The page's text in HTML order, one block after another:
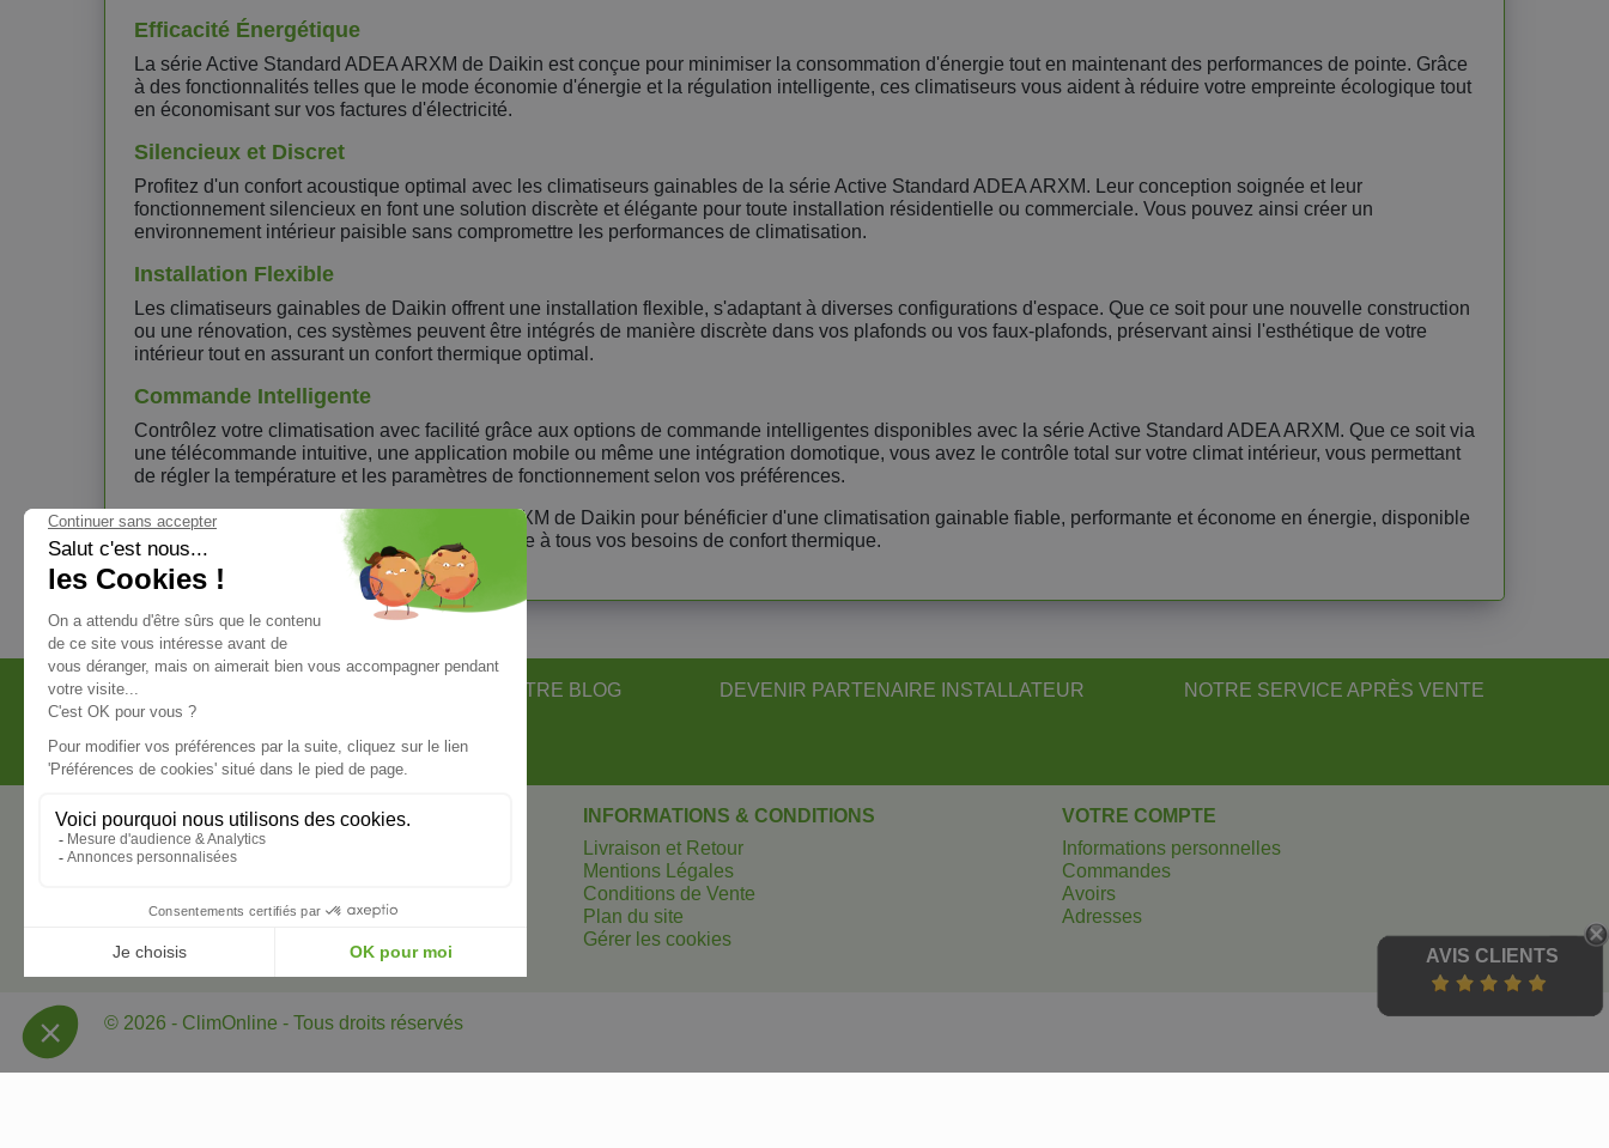
AVIS CLIENTS
Efficacité Énergétique
La série Active Standard ADEA ARXM de Daikin est conçue pour minimiser la consommation d'énergie tout en maintenant des performances de pointe. Grâce
à des fonctionnalités telles que le mode économie d'énergie et la régulation intelligente, ces climatiseurs vous aident à réduire votre empreinte écologique tout
en économisant sur vos factures d'électricité.
Silencieux et Discret
Profitez d'un confort acoustique optimal avec les climatiseurs gainables de la série Active Standard ADEA ARXM. Leur conception soignée et leur
fonctionnement silencieux en font une solution discrète et élégante pour toute installation résidentielle ou commerciale. Vous pouvez ainsi créer un
environnement intérieur paisible sans compromettre les performances de climatisation.
Installation Flexible
Les climatiseurs gainables de Daikin offrent une installation flexible, s'adaptant à diverses configurations d'espace. Que ce soit pour une nouvelle construction
ou une rénovation, ces systèmes peuvent être intégrés de manière discrète dans vos plafonds ou vos faux-plafonds, préservant ainsi l'esthétique de votre
intérieur tout en assurant un confort thermique optimal.
Commande Intelligente
Contrôlez votre climatisation avec facilité grâce aux options de commande intelligentes disponibles avec la série Active Standard ADEA ARXM. Que ce soit via
une télécommande intuitive, une application mobile ou même une intégration domotique, vous avez le contrôle total sur votre climat intérieur, vous permettant
de régler la température et les paramètres de fonctionnement selon vos préférences.
Optez pour la série Active Standard ADEA ARXM de Daikin pour bénéficier d'une climatisation gainable fiable, performante et économe en énergie, disponible
dès maintenant chez ClimOnline pour répondre à tous vos besoins de confort thermique.
LES TÉMOIGNAGES CLIENTS NOTRE BLOG DEVENIR PARTENAIRE INSTALLATEUR NOTRE SERVICE APRÈS VENTE
NOS PARTENAIRES OFFICIELS
NOUS CONTACTER
ClimOnline
69 Rue du Puits de Fabre
France
Écrivez-nous :
contact@climonline.fr
INFORMATIONS & CONDITIONS
Livraison et Retour
Mentions Légales
Conditions de Vente
Plan du site
Gérer les cookies
VOTRE COMPTE
Informations personnelles
Commandes
Avoirs
Adresses
© 2026 - ClimOnline - Tous droits réservés